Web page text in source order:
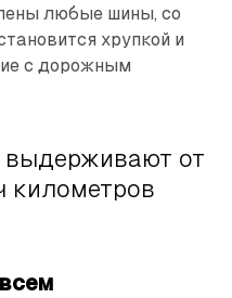
любые шины, со
хрупкой и
с дорожным
от
километров